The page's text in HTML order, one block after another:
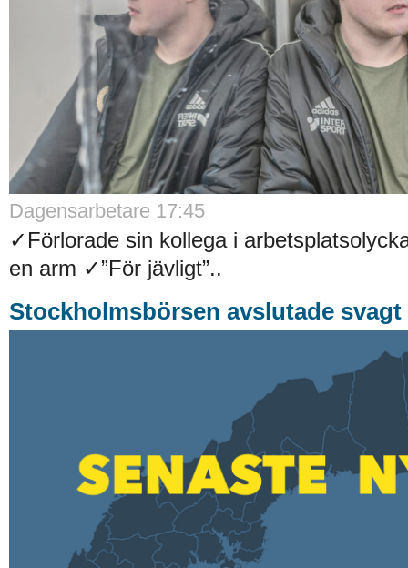
Dagensarbetare 17:45
✓Förlorade sin kollega i
en arm ✓”För jävligt”..
Stockholmsbörsen avslutade svagt